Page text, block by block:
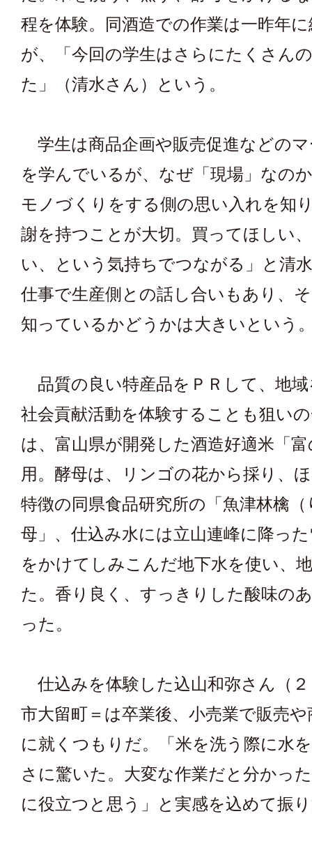
程を体験。同酒造での作業は一昨年
が、「今回の学生はさらにたくさん
た」（清水さん）という。
学生は商品企画や販売促進などの
を学んでいるが、なぜ「現場」なの
モノづくりをする側の思い入れを知
謝を持つことが大切。買ってほしい
い、という気持ちでつながる」と清
仕事で生産側との話し合いもあり、
知っているかどうかは大きいという
品質の良い特産品をＰＲして、地
社会貢献活動を体験することも狙い
は、富山県が開発した酒造好適米「
用。酵母は、リンゴの花から採り、
特徴の同県食品研究所の「魚津林檎
母」、仕込み水には立山連峰に降っ
をかけてしみこんだ地下水を使い、
た。香り良く、すっきりした酸味の
った。
仕込みを体験した込山和弥さん（２
市大留町＝は卒業後、小売業で販売
に就くつもりだ。「米を洗う際に水
さに驚いた。大変な作業だと分かっ
に役立つと思う」と実感を込めて振